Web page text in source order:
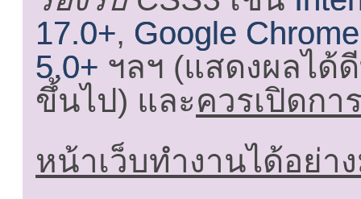
17.0+, Google
5.0+ ฯลฯ (แสดงผลได้
ขึ้นไป) และควรเปิดกา
หน้าเว็บทำงานได้อย่า